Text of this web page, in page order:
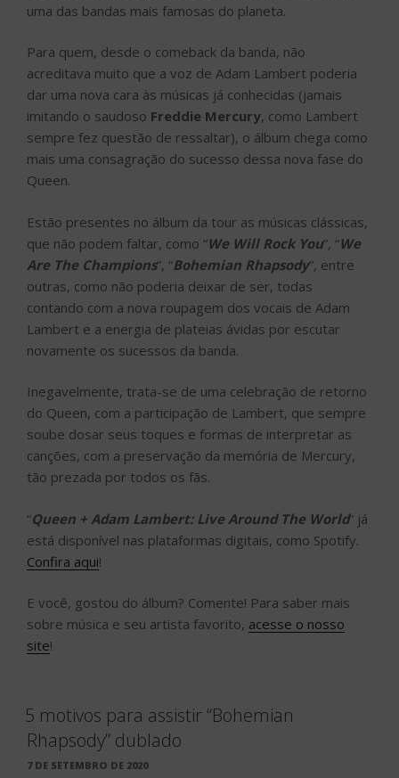
uma das bandas mais famosas do planeta.
Para quem, desde o comeback da banda, não
acreditava muito que a voz de Adam Lambert poderia
dar uma nova cara às músicas já conhecidas (jamais
imitando o saudoso Freddie Mercury, como Lambert
sempre fez questão de ressaltar), o álbum chega como
mais uma consagração do sucesso dessa nova fase do
Queen.
Estão presentes no álbum da tour as músicas clássicas,
que não podem faltar, como “We Will Rock You”, “We
Are The Champions”, “Bohemian Rhapsody”, entre
outras, como não poderia deixar de ser, todas
contando com a nova roupagem dos vocais de Adam
Lambert e a energia de plateias ávidas por escutar
novamente os sucessos da banda.
Inegavelmente, trata-se de uma celebração de retorno
do Queen, com a participação de Lambert, que sempre
soube dosar seus toques e formas de interpretar as
canções, com a preservação da memória de Mercury,
tão prezada por todos os fãs.
“Queen + Adam Lambert: Live Around The World” já
está disponível nas plataformas digitais, como Spotify.
Confira aqui!
E você, gostou do álbum? Comente! Para saber mais
sobre música e seu artista favorito, acesse o nosso
site!
5 motivos para assistir “Bohemian
Rhapsody” dublado
PUBLICADO
7 DE SETEMBRO DE 2020